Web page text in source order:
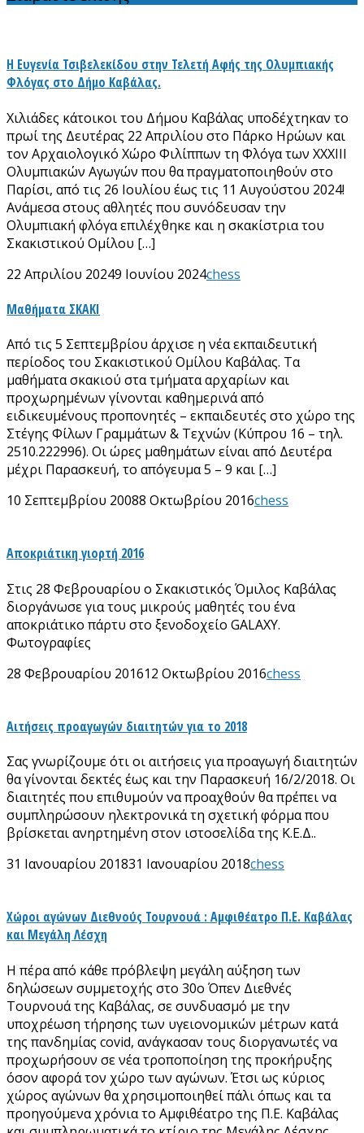
H Ευγενία Τσιβελεκίδου στην Τελετή Αφής της Ολυμπιακής
Φλόγας στο Δήμο Καβάλας.
Χιλιάδες κάτοικοι του Δήμου Καβάλας υποδέχτηκαν το
πρωί της Δευτέρας 22 Απριλίου στο Πάρκο Ηρώων και
τον Αρχαιολογικό Χώρο Φιλίππων τη Φλόγα των ΧΧΧΙΙΙ
Ολυμπιακών Αγωγών που θα πραγματοποιηθούν στο
Παρίσι, από τις 26 Ιουλίου έως τις 11 Αυγούστου 2024!
Ανάμεσα στους αθλητές που συνόδευσαν την
Ολυμπιακή φλόγα επιλέχθηκε και η σκακίστρια του
Σκακιστικού Ομίλου […]
22 Απριλίου 20249 Ιουνίου 2024chess
Μαθήματα ΣΚΑΚΙ
Από τις 5 Σεπτεμβρίου άρχισε η νέα εκπαιδευτική
περίοδος του Σκακιστικού Ομίλου Καβάλας. Τα
μαθήματα σκακιού στα τμήματα αρχαρίων και
προχωρημένων γίνονται καθημερινά από
ειδικευμένους προπονητές – εκπαιδευτές στο χώρο της
Στέγης Φίλων Γραμμάτων & Τεχνών (Κύπρου 16 – τηλ.
2510.222996). Οι ώρες μαθημάτων είναι από Δευτέρα
μέχρι Παρασκευή, το απόγευμα 5 – 9 και […]
10 Σεπτεμβρίου 20088 Οκτωβρίου 2016chess
Αποκριάτικη γιορτή 2016
Στις 28 Φεβρουαρίου ο Σκακιστικός Όμιλος Καβάλας
διοργάνωσε για τους μικρούς μαθητές του ένα
αποκριάτικο πάρτυ στο ξενοδοχείο GALAXY.
Φωτογραφίες
28 Φεβρουαρίου 201612 Οκτωβρίου 2016chess
Αιτήσεις προαγωγών διαιτητών για το 2018
Σας γνωρίζουμε ότι οι αιτήσεις για προαγωγή διαιτητών
θα γίνονται δεκτές έως και την Παρασκευή 16/2/2018. Οι
διαιτητές που επιθυμούν να προαχθούν θα πρέπει να
συμπληρώσουν ηλεκτρονικά τη σχετική φόρμα που
βρίσκεται ανηρτημένη στον ιστοσελίδα της Κ.Ε.Δ..
31 Ιανουαρίου 201831 Ιανουαρίου 2018chess
Χώροι αγώνων Διεθνούς Τουρνουά : Αμφιθέατρο Π.Ε. Καβάλας
και Μεγάλη Λέσχη
Η πέρα από κάθε πρόβλεψη μεγάλη αύξηση των
δηλώσεων συμμετοχής στο 30ο Όπεν Διεθνές
Τουρνουά της Καβάλας, σε συνδυασμό με την
υποχρέωση τήρησης των υγειονομικών μέτρων κατά
της πανδημίας covid, ανάγκασαν τους διοργανωτές να
προχωρήσουν σε νέα τροποποίηση της προκήρυξης
όσον αφορά τον χώρο των αγώνων. Έτσι ως κύριος
χώρος αγώνων θα χρησιμοποιηθεί πάλι όπως και τα
προηγούμενα χρόνια το Αμφιθέατρο της Π.Ε. Καβάλας